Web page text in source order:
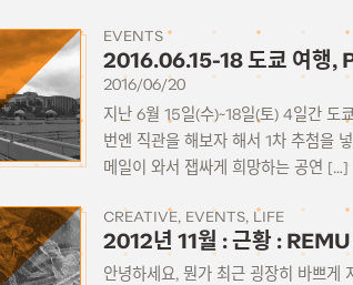
EVENTS
2016.06.15-18 도쿄 여행,
2016/06/20
지난 6월 15일(수)~18일(토) 4일간 도
번엔 직관을 해보자 해서 1차 추첨을
메일이 와서 잽싸게 희망하는 공연 […]
CREATIVE EVENTS LIFE
2012년 11월 : 근황 :
안녕하세요, 뭔가 최근 굉장히 바쁘게